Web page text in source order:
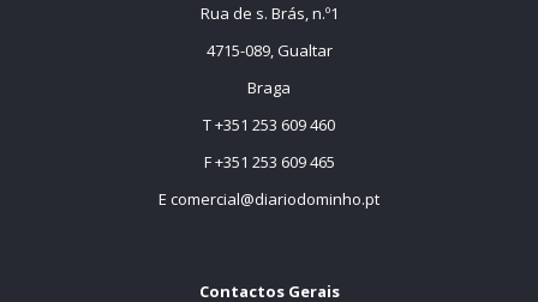
Rua de s. Brás, n.º1
4715-089, Gualtar
Braga
T +351 253 609 460
F +351 253 609 465
E comercial@diariodominho.pt
Contactos Gerais